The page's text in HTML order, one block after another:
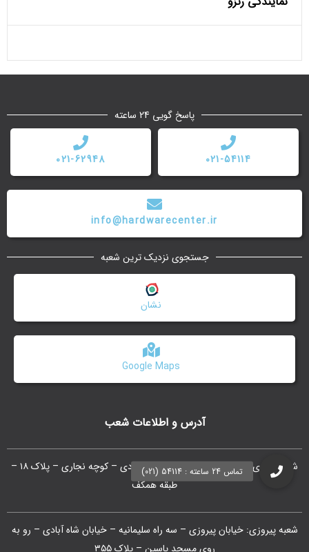
آدرس و اطلاعات شعب
شعبه مرکزی : ستارخان – بین شادمهر و بهبودی – کوچه نجاری – پلاک ۱۸ –
طبقه همکف
شعبه پیروزی: خیابان پیروزی – سه راه سلیمانیه – خیابان شاه آبادی – رو به
روی مسجد یاسین – پلاک ۳۵۵
پاسخ گویی 24 ساعته
021-54114
021-62948
info@hardwarecenter.ir
جستجوی نزدیک ترین شعبه
Google Maps
نشان